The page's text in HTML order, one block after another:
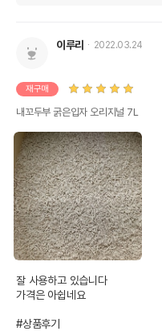
이루리 2022.03.24
재구매
내꼬두부 굵은입자 오리지널 7L
잘 사용하고 있습니다
가격은 아쉽네요
#상품후기